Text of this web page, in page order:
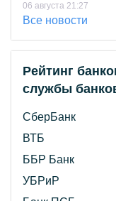
06 августа 21:27
Все новости
Рейтинг
службы
СберБанк
ВТБ
ББР Банк
УБРиР